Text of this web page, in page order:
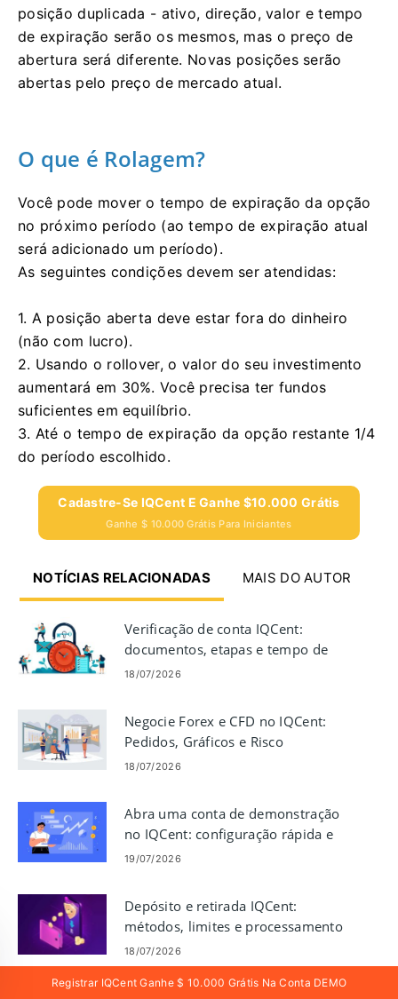
posição duplicada - ativo, direção, valor e tempo
de expiração serão os mesmos, mas o preço de
abertura será diferente. Novas posições serão
abertas pelo preço de mercado atual.
O que é Rolagem?
Você pode mover o tempo de expiração da opção
no próximo período (ao tempo de expiração atual
será adicionado um período).
As seguintes condições devem ser atendidas:
1. A posição aberta deve estar fora do dinheiro
(não com lucro).
2. Usando o rollover, o valor do seu investimento
aumentará em 30%.Você precisa ter fundos
suficientes em equilíbrio.
3. Até o tempo de expiração da opção restante 1/4
do período escolhido.
Cadastre-Se IQCent E Ganhe $10.000 Grátis
Ganhe $ 10.000 Grátis Para Iniciantes
NOTÍCIAS RELACIONADAS MAIS DO AUTOR
Verificação de conta IQCent:
documentos, etapas e tempo de
processamento
18/07/2026
Negocie Forex e CFD no IQCent:
Pedidos, Gráficos e Risco
18/07/2026
Abra uma conta de demonstração
no IQCent: configuração rápida e
acesso
19/07/2026
Depósito e retirada IQCent:
métodos, limites e processamento
18/07/2026
Registrar IQCent Ganhe $ 10.000 Grátis Na Conta DEMO